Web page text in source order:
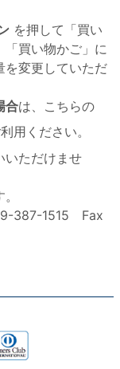
を押して「買い
買い物かご」に
を変更していただ
合は、こちらの
用ください。
いただけませ
387-1515 Fax